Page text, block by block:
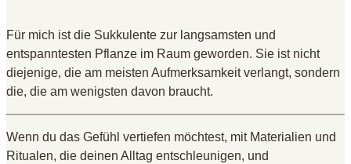
Für mich ist die Sukkulente zur langsamsten und
entspanntesten Pflanze im Raum geworden. Sie ist nicht
diejenige, die am meisten Aufmerksamkeit verlangt, sondern
die, die am wenigsten davon braucht.
Wenn du das Gefühl vertiefen möchtest, mit Materialien und
Ritualen, die deinen Alltag entschleunigen, und